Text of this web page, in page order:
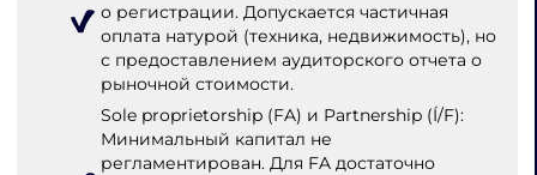
о регистрации. Допускается частичная
оплата натурой (техника, недвижимость), но
с предоставлением аудиторского отчета о
рыночной стоимости.
Sole proprietorship (FA) и Partnership (Í/F):
Минимальный капитал не
регламентирован. Для FA достаточно